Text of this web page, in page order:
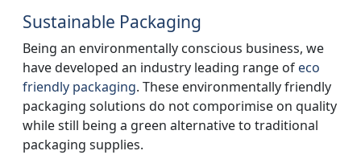
Sustainable Packaging
Being an environmentally conscious business, we
have developed an industry leading range of eco
friendly packaging. These environmentally friendly
packaging solutions do not comporimise on quality
while still being a green alternative to traditional
packaging supplies.